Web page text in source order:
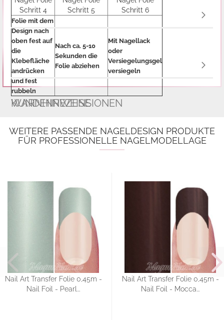
Folie mit dem
Design nach
oben fest auf
die
Klebefläche
andrücken
und fest
rubbeln
Nach ca. 5-10
Sekunden die
Folie abziehen
Mit Nagellack
oder
Versiegelungsgel
versiegeln
WARNHINWEISE
KUNDENREZENSIONEN
WEITERE PASSENDE NAGELDESIGN PRODUKTE
FÜR PROFESSIONELLE NAGELMODELLAGE
Nail Art Transfer Folie 0,45m -
Nail Foil - Pearl...
Nail Art Transfer Folie 0,45m -
Nail Foil - Mocca...